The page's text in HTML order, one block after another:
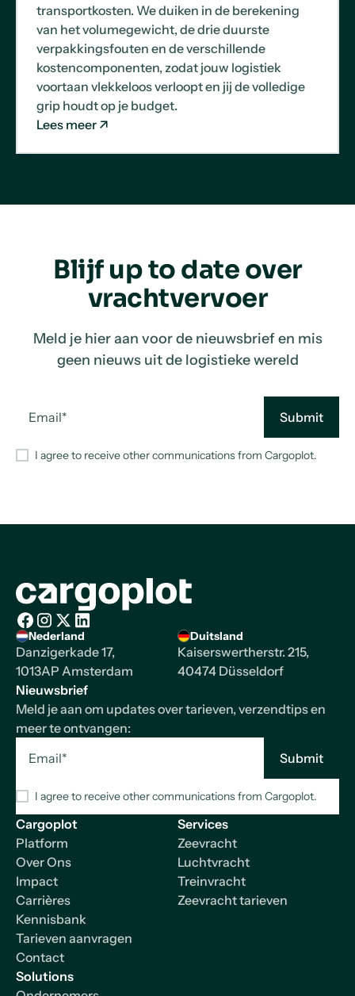
transportkosten. We duiken in de berekening
van het volumegewicht, de drie duurste
verpakkingsfouten en de verschillende
kostencomponenten, zodat jouw logistiek
voortaan vlekkeloos verloopt en jij de volledige
grip houdt op je budget.
Lees meer
Blijf up to date over
vrachtvervoer
Meld je hier aan voor de nieuwsbrief en mis
geen nieuws uit de logistieke wereld
I agree to receive other communications from Cargoplot.
Homepage
Facebook
Instagram
X/Twitter
LinkedIn
Nederland
Danzigerkade 17,
1013AP Amsterdam
Duitsland
Kaiserswertherstr. 215,
40474 Düsseldorf
Cargoplot
Platform
Over Ons
Impact
Carrières
Kennisbank
Tarieven aanvragen
Contact
Services
Zeevracht
Luchtvracht
Treinvracht
Zeevracht tarieven
Solutions
Nieuwsbrief
Meld je aan om updates over tarieven, verzendtips en
meer te ontvangen:
I agree to receive other communications from Cargoplot.